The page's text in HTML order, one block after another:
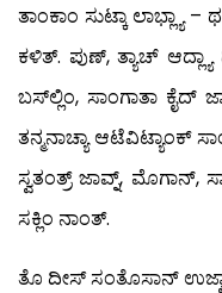
ತಾಂಕಾಂ ಸುಟ್ಕಾ ಲಾಭ್ಲ್ಯಾ
ಕಳಿತ್. ಪುಣ್, ತ್ಯಾಚ್ ಆದ್ಲ್ಯಾ
ಬಸ್‍ಲ್ಲಿಂ, ಸಾಂಗಾತಾ ಕೈದ್
ತನ್ಮನಾಚ್ಯಾ ಆಟೆವಿಟ್ಯಾಂಕ್
ಸ್ವತಂತ್ರ್ ಜಾವ್ನ್,
ಸಕ್ಲಿಂ ನಾಂತ್.
ತೊ ದೀಸ್ ಸಂತೊಸಾನ್